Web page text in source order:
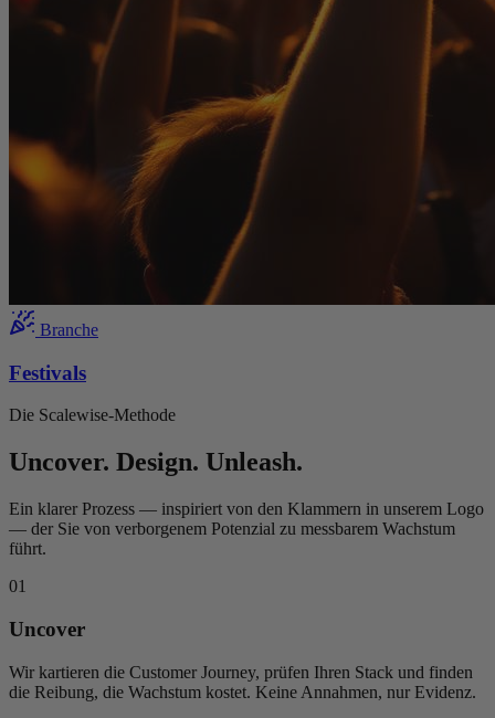
Branche
Festivals
Die Scalewise-Methode
Uncover. Design. Unleash.
Ein klarer Prozess — inspiriert von den Klammern in unserem Logo
— der Sie von verborgenem Potenzial zu messbarem Wachstum
führt.
01
Uncover
Wir kartieren die Customer Journey, prüfen Ihren Stack und finden
die Reibung, die Wachstum kostet. Keine Annahmen, nur Evidenz.